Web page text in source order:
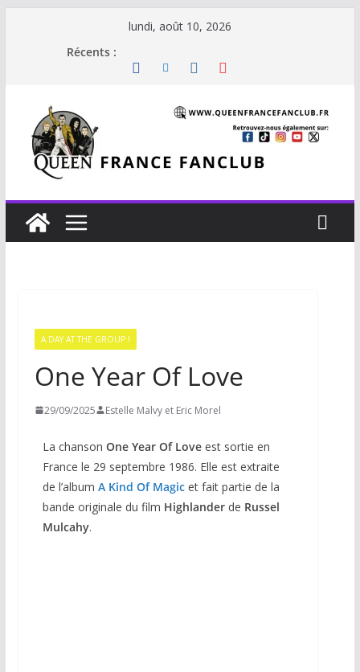
lundi, août 10, 2026
Récents :
A DAY AT THE GROUP !
One Year Of Love
29/09/2025 Estelle Malvy et Eric Morel
La chanson One Year Of Loveest sortie en
France le 29 septembre 1986. Elle est extraite
de l’album A Kind Of Magicet fait partie de la
bande originale du film Highlanderde Russel
Mulcahy.